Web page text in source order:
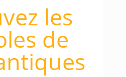
les
de